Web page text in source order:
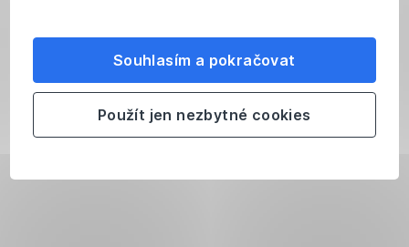
Souhlasím a pokračovat
Použít jen nezbytné cookies